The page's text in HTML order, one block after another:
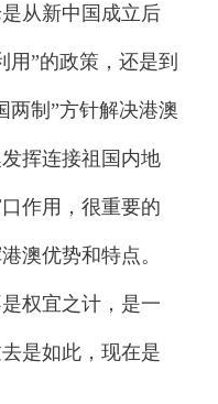
从新中国成立后
用”的政策，还是到
两制”方针解决港澳
挥连接祖国内地
作用，很重要的
澳优势和特点。
权宜之计，是一
是如此，现在是